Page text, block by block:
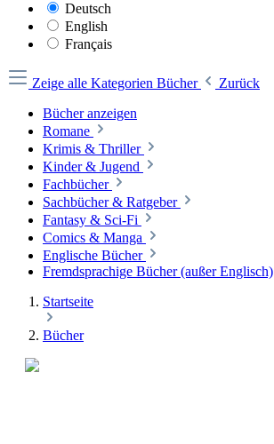
Deutsch
English
Français
Zeige alle Kategorien Bücher
Zurück
Bücher anzeigen
Romane
Krimis & Thriller
Kinder & Jugend
Fachbücher
Sachbücher & Ratgeber
Fantasy & Sci-Fi
Comics & Manga
Englische Bücher
Fremdsprachige Bücher (außer Englisch)
Startseite
Bücher